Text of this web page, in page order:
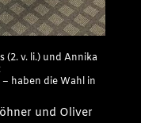
(2. v. li.) und Annika
haben die Wahl in
und Oliver